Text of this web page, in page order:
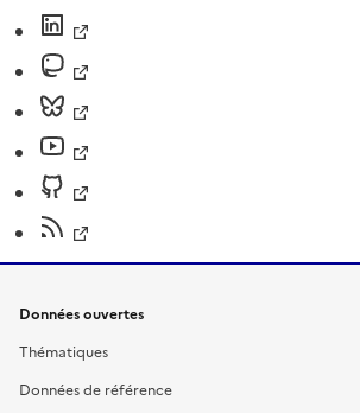
Données ouvertes
Thématiques
Données de référence